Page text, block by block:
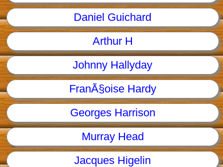
Daniel Guichard
Arthur H
Johnny Hallyday
FranÃ§oise Hardy
Georges Harrison
Murray Head
Jacques Higelin